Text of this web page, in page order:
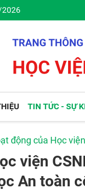
TIN TỨC - SỰ
động của Học viện
viện
An toàn